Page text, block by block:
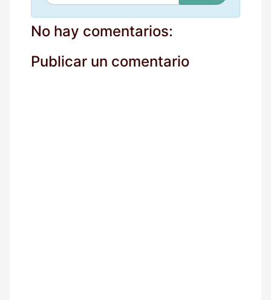
c
o
e
No hay comentarios:
Publicar un comentario